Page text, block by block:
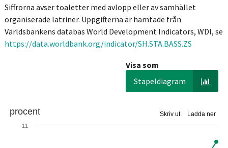
Siffrorna avser toaletter med avlopp eller av samhället
organiserade latriner. Uppgifterna är hämtade från
Världsbankens databas World Development Indicators, WDI, se
https://data.worldbank.org/indicator/SH.STA.BASS.ZS
Visa som
Stapeldiagram
Ladda ner
Skriv ut
procent
11